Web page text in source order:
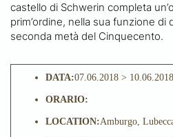
castello di Schwerin completa
prim’ordine, nella sua funzione di
seconda metà del Cinquecento.
DATA:07.06.2018 > 10.06.2018
ORARIO:
LOCATION:Amburgo,